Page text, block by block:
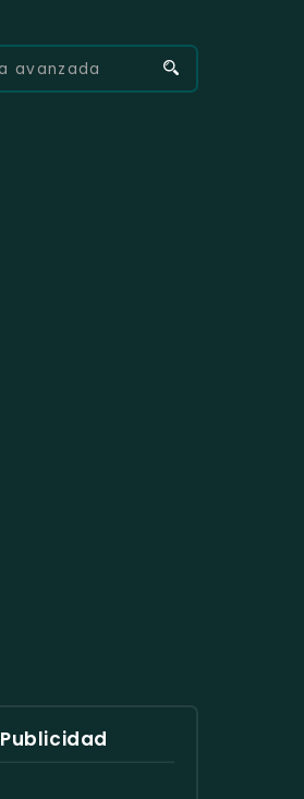
Publicidad